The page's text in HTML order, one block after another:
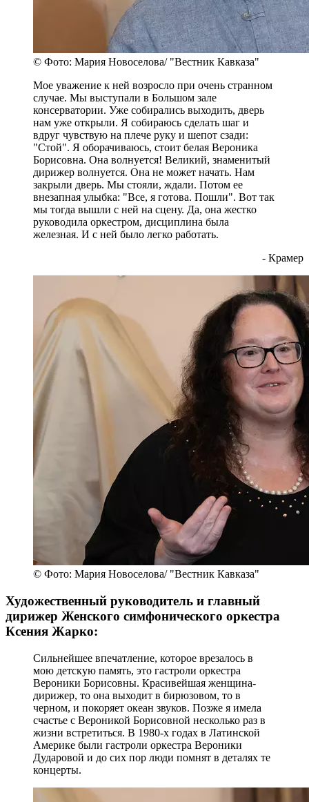
© Фото: Мария Новоселова/ "Вестник Кавказа"
Мое уважение к ней возросло при очень странном
случае. Мы выступали в Большом зале
консерватории. Уже собирались выходить, дверь
нам уже открыли. Я собираюсь сделать шаг и
вдруг чувствую на плече руку и шепот сзади:
"Стой". Я оборачиваюсь, стоит белая Вероника
Борисовна. Она волнуется! Великий, знаменитый
дирижер волнуется. Она не может начать. Нам
закрыли дверь. Мы стояли, ждали. Потом ее
внезапная улыбка: "Все, я готова. Пошли". Вот так
мы тогда вышли с ней на сцену. Да, она жестко
руководила оркестром, дисциплина была
железная. И с ней было легко работать.
- Крамер
© Фото: Мария Новоселова/ "Вестник Кавказа"
Художественный руководитель и главный
дирижер Женского симфонического оркестра
Ксения Жарко:
Сильнейшее впечатление, которое врезалось в
мою детскую память, это гастроли оркестра
Вероники Борисовны. Красивейшая женщина-
дирижер, то она выходит в бирюзовом, то в
черном, и покоряет океан звуков. Позже я имела
счастье с Вероникой Борисовной несколько раз в
жизни встретиться. В 1980-х годах в Латинской
Америке были гастроли оркестра Вероники
Дударовой и до сих пор люди помнят в деталях те
концерты.